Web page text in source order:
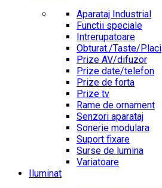
Aparataj Industrial
Functii speciale
Intrerupatoare
Obturat./Taste/Placi
Prize AV/difuzor
Prize date/telefon
Prize de forta
Prize tv
Rame de ornament
Senzori aparataj
Sonerie modulara
Suport fixare
Surse de lumina
Variatoare
Iluminat